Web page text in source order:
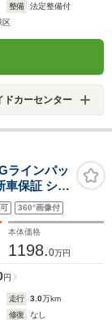
整備
法定整備付
区
ドカーセンター
ラインパッ
保証 ショ
アリング
ルシート
型
360°画像付
本体価格
1198.0万円
円
走行 3.0万km
修復
なし